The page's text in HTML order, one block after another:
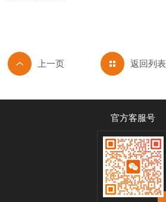
返回列表
官方客服号